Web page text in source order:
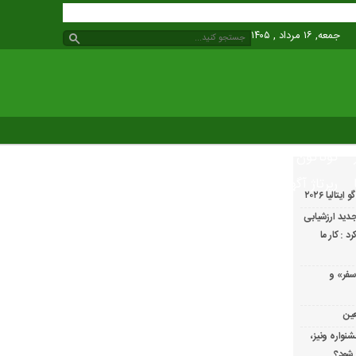
جمعه, ۱۶ مرداد , ۱۴۰۵
۲۰۲۶
ارزشیابی
: کار ما
و
ونیز،